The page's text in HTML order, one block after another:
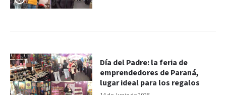
Día del Padre: la feria de
emprendedores de Paraná,
lugar ideal para los regalos